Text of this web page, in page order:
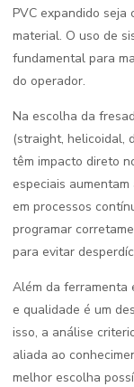
PVC expandido
material. O uso de
fundamental para
do operador.
Na escolha da
(straight, helicoidal,
têm impacto direto
especiais
em processos
programar
para evitar
Além da ferramenta
e qualidade é um
isso, a análise
aliada ao
melhor escolha